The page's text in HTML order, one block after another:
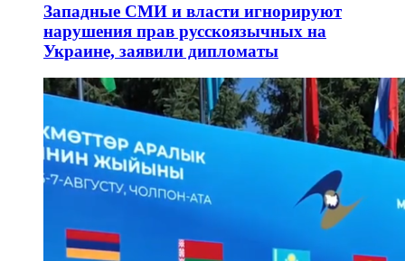
Западные СМИ и власти игнорируют
нарушения прав русскоязычных на
Украине, заявили дипломаты